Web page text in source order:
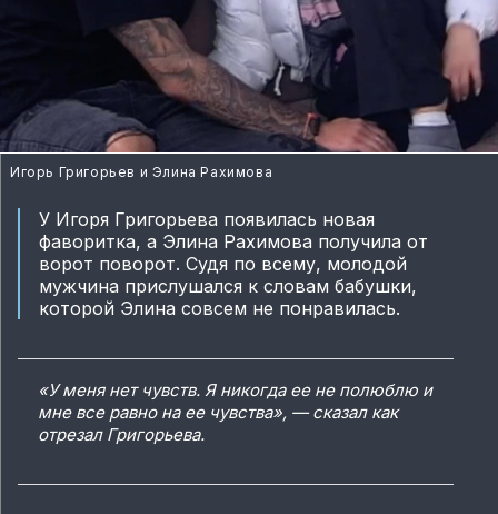
Игорь Григорьев и Элина Рахимова
У Игоря Григорьева появилась новая
фаворитка, а Элина Рахимова получила от
ворот поворот. Судя по всему, молодой
мужчина прислушался к словам бабушки,
которой Элина совсем не понравилась.
«У меня нет чувств. Я никогда ее не полюблю и
мне все равно на ее чувства», — сказал как
отрезал Григорьева.